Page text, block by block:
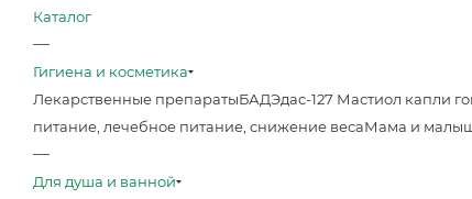
Каталог
—
Гигиена и косметика
Лекарственные препаратыБАДЭдас-127 Мастиол капли
питание, лечебное питание, снижение весаМама и
—
Для душа и ванной